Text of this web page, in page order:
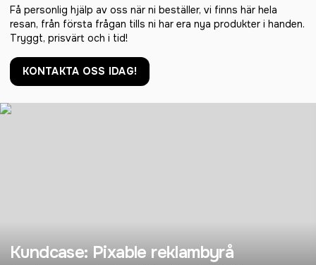
Få personlig hjälp av oss när ni beställer, vi finns här hela
resan, från första frågan tills ni har era nya produkter i handen.
Tryggt, prisvärt och i tid!
KONTAKTA OSS IDAG!
Kundcase: Pixable reklambyrå